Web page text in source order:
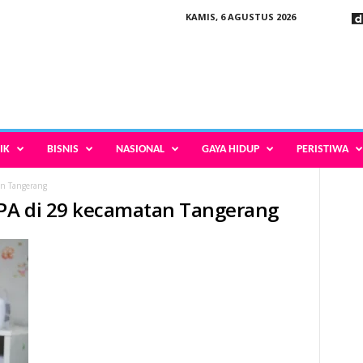
KAMIS, 6 AGUSTUS 2026
BISNIS NASIONAL GAYA HIDUP PERISTIWA
Tangerang
di 29 kecamatan Tangerang